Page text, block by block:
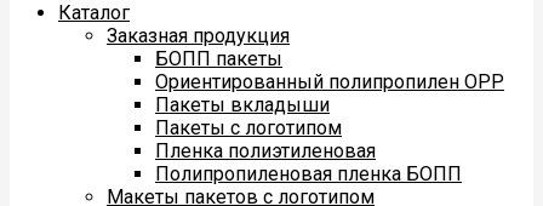
Каталог
Заказная продукция
БОПП пакеты
Ориентированный полипропилен ОРР
Пакеты вкладыши
Пакеты с логотипом
Пленка полиэтиленовая
Полипропиленовая пленка БОПП
Макеты пакетов с логотипом